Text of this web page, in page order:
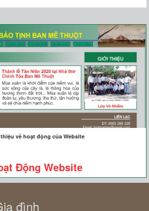
về hoạt động của Website
Động Website
đình